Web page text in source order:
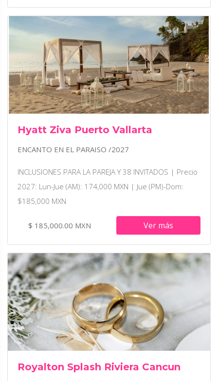
Hyatt Ziva Puerto Vallarta
ENCANTO EN EL PARAISO /2027
INCLUSIONES PARA LA PAREJA Y 38 INVITADOS | Precio
2027: Lun-Jue (AM): 174,000 MXN | Jue (PM)-Dom:
$185,000 MXN
$ 185,000.00 MXN Ver más
Royalton Splash Riviera Cancun